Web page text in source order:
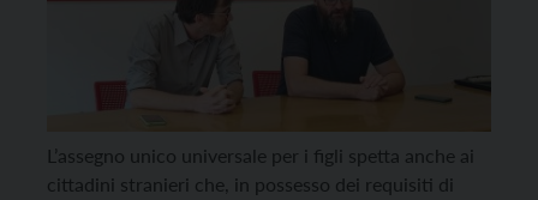
L’assegno unico universale per i figli spetta anche ai
cittadini stranieri che, in possesso dei requisiti di